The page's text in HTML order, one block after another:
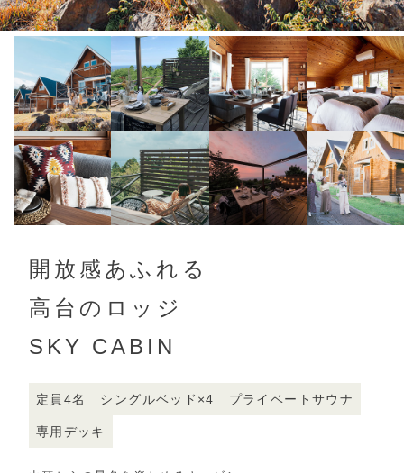
開放感あふれる
高台のロッジ
SKY CABIN
定員4名 シングルベッド×4 プライベートサウナ
専用デッキ